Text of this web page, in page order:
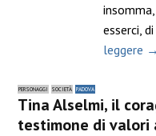
esserci,
leggere →
PERSONAGGI SOCIETÀ PADOVA
Tina Alselmi, il
testimone di valori